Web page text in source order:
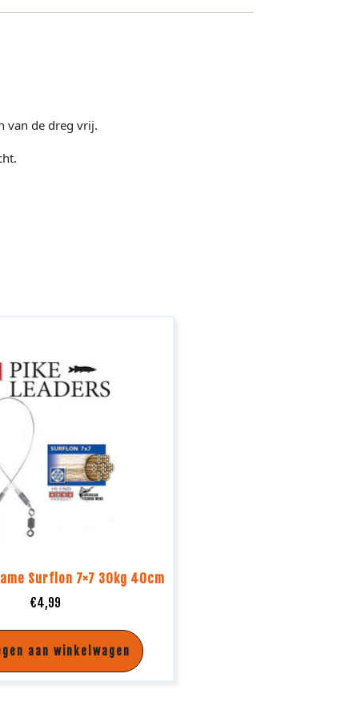
van de dreg vrij.
Surflon 7×7 30kg 40cm
€4,99
aan winkelwagen